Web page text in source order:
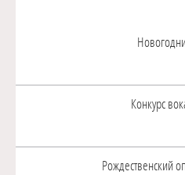
Конкурс
Рождественский